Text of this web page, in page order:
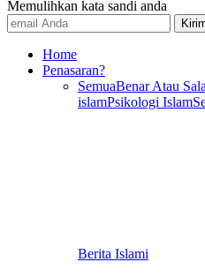
Memulihkan kata sandi anda
Home
Penasaran?
SemuaBenar Atau
islamPsikologi Islam
Berita Islami